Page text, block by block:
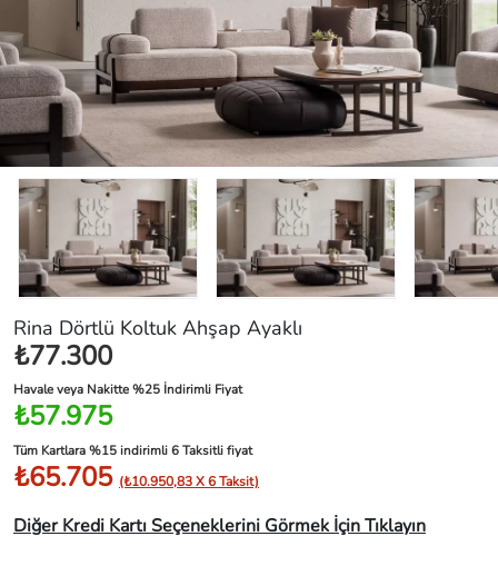
Rina Dörtlü Koltuk Ahşap Ayaklı
₺77.300
Havale veya Nakitte %25 İndirimli Fiyat
₺57.975
Tüm Kartlara %15 indirimli 6 Taksitli fiyat
₺65.705 (₺10.950,83 X 6 Taksit)
Diğer Kredi Kartı Seçeneklerini Görmek İçin Tıklayın